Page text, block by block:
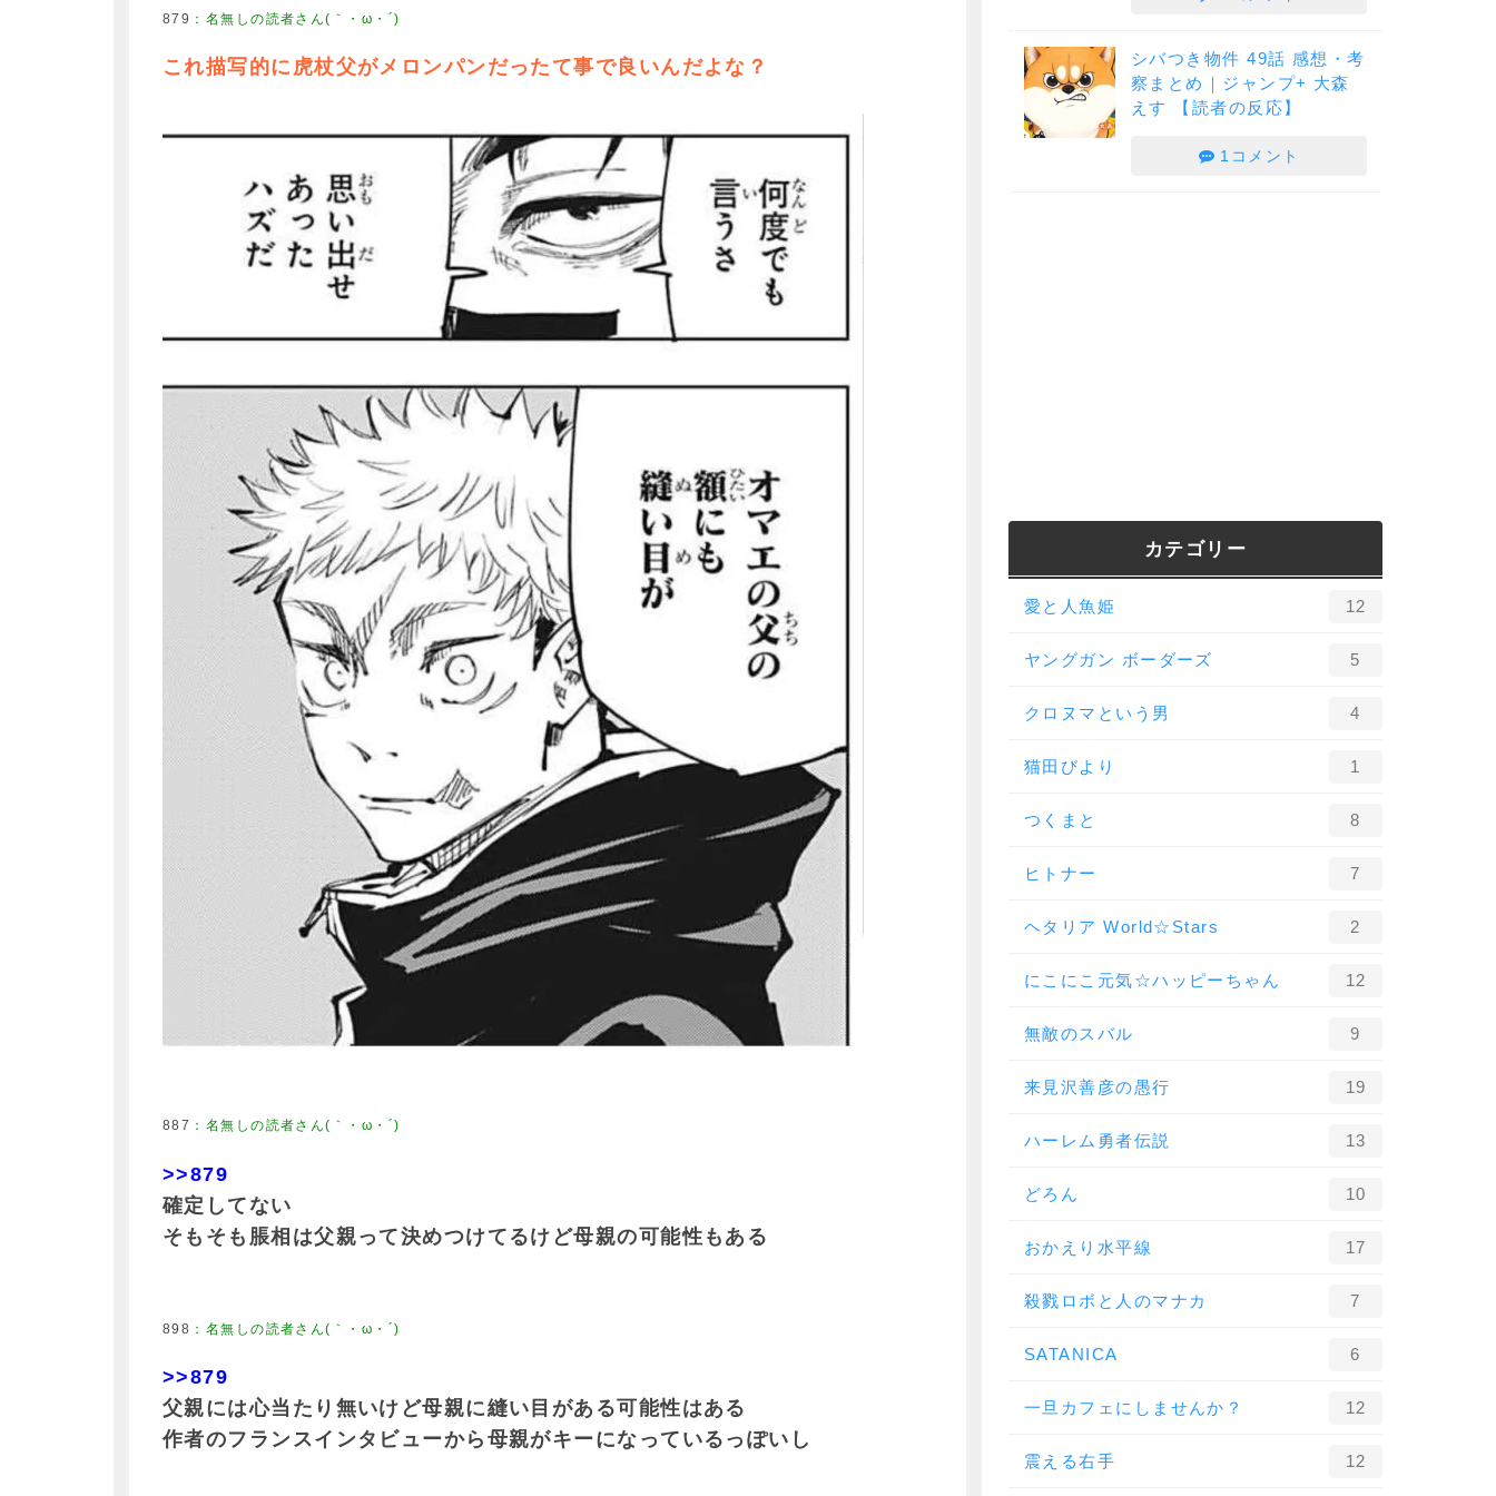
879 ： 名無しの読者さん(｀・ω・´)
これ描写的に虎杖父がメロンパンだったて事で良いんだよな？
887 ： 名無しの読者さん(｀・ω・´)
>>879
確定してない
そもそも脹相は父親って決めつけてるけど母親の可能性もある
898 ： 名無しの読者さん(｀・ω・´)
>>879
父親には心当たり無いけど母親に縫い目がある可能性はある
作者のフランスインタビューから母親がキーになっているっぽいし
シバつき物件 49話 感想・考
察まとめ｜ジャンプ+ 大森
えす 【読者の反応】
1コメント
カテゴリー
愛と人魚姫 12
ヤングガン ボーダーズ 5
クロヌマという男 4
猫田びより 1
つくまと 8
ヒトナー 7
ヘタリア World☆Stars 2
にこにこ元気☆ハッピーちゃん 12
無敵のスバル 9
来見沢善彦の愚行 19
ハーレム勇者伝説 13
どろん 10
おかえり水平線 17
殺戮ロボと人のマナカ 7
SATANICA 6
一旦カフェにしませんか？ 12
震える右手 12